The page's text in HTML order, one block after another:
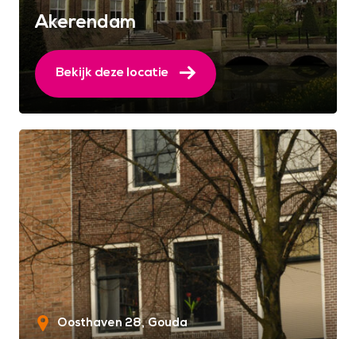
Akerendam
Bekijk deze locatie
Oosthaven 28 Gouda